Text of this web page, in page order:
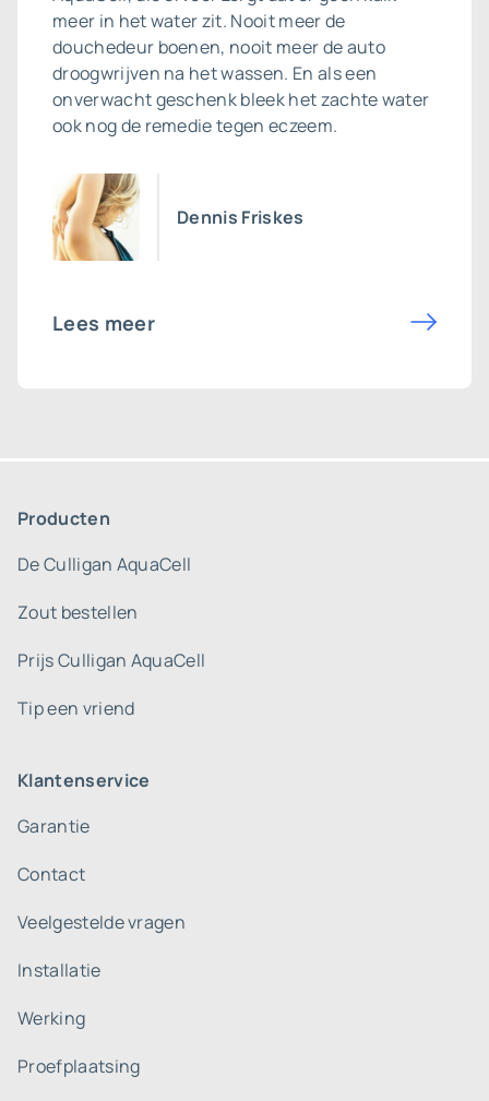
meer in het water zit. Nooit meer de
douchedeur boenen, nooit meer de auto
droogwrijven na het wassen. En als een
onverwacht geschenk bleek het zachte water
ook nog de remedie tegen eczeem.
Dennis Friskes
Lees meer
Producten
De Culligan AquaCell
Zout bestellen
Prijs Culligan AquaCell
Tip een vriend
Klantenservice
Garantie
Contact
Veelgestelde vragen
Installatie
Werking
Proefplaatsing